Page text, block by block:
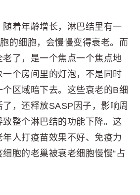
着年龄增长，淋巴结里有一
的细胞，会慢慢变得衰老。而
老了，是一个焦点一个焦点地
一个房间里的灯泡，不是同时
区域暗下去。这些衰老的B细
，还释放SASP因子，影响周
致整个淋巴结的功能下降。这
人打疫苗效果不好、免疫力
胞的老巢被衰老细胞慢慢“占